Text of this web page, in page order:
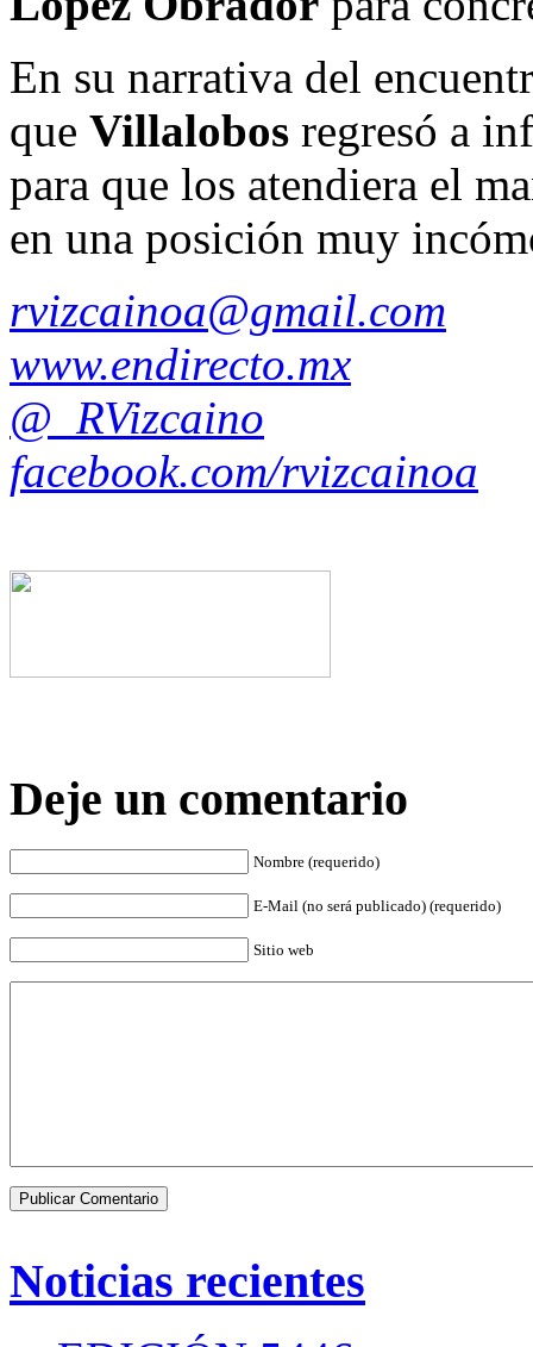
En su narrativa del
que Villalobos regresó a
para que los atendiera el
en una posición muy
rvizcainoa@gmail.com
www.endirecto.mx
@_RVizcaino
facebook.com/rvizcainoa
Deje un comentario
Nombre (requerido)
E-Mail (no será publicado) (requerido)
Sitio web
Noticias recientes